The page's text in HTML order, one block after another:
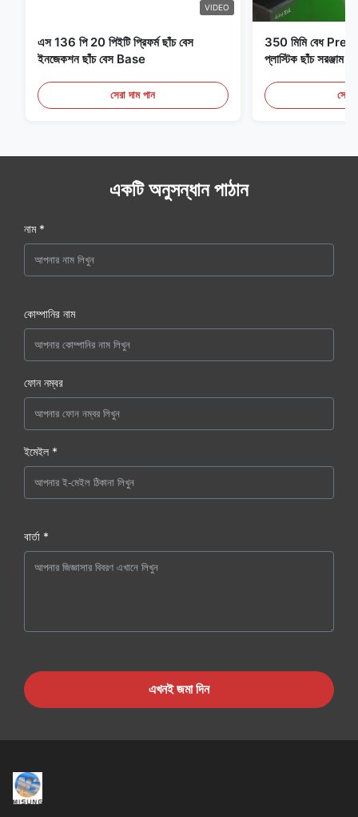
VIDEO
এস 136 পি 20 পিইটি প্রিফর্ম ছাঁচ বেস
ইনজেকশন ছাঁচ বেস Base
সেরা দাম পান
350 মিমি বেধ
প্লাস্টিক ছাঁচ সরঞ্জাম
সেরা
একটি অনুসন্ধান পাঠান
নাম *
কোম্পানির নাম
ফোন নম্বর
ইমেইল *
বার্তা *
এখনই জমা দিন